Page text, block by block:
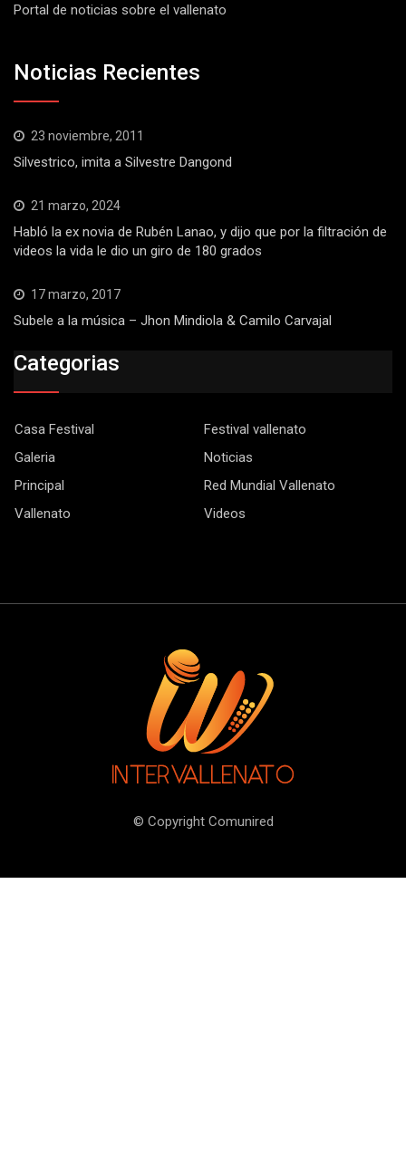
Portal de noticias sobre el vallenato
Noticias Recientes
23 noviembre, 2011
Silvestrico, imita a Silvestre Dangond
21 marzo, 2024
Habló la ex novia de Rubén Lanao, y dijo que por la filtración de
videos la vida le dio un giro de 180 grados
17 marzo, 2017
Subele a la música – Jhon Mindiola & Camilo Carvajal
Categorias
Casa Festival
Festival vallenato
Galeria
Noticias
Principal
Red Mundial Vallenato
Vallenato
Videos
© Copyright Comunired